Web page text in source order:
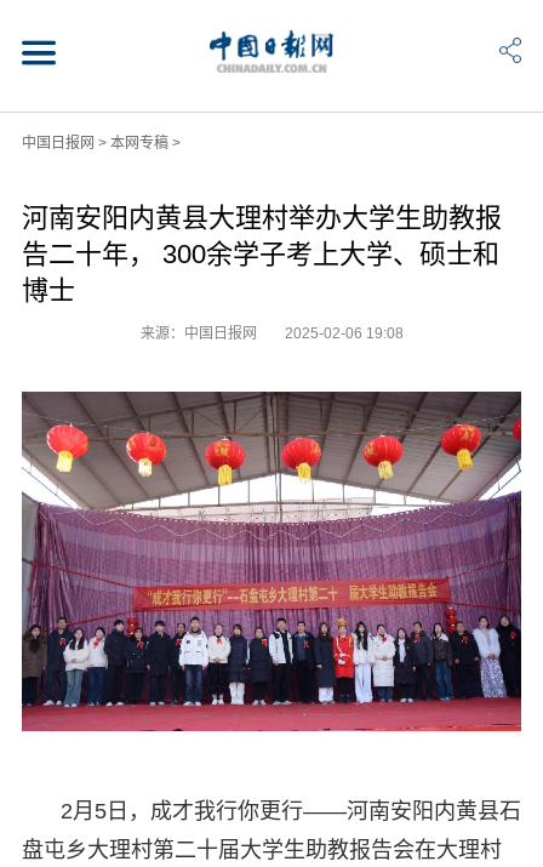
中国日报网 > 本网专稿>
河南安阳内黄县大理村举办大学生助教报
告二十年， 300余学子考上大学、硕士和
博士
来源：中国日报网 2025-02-06 19:08
2月5日，成才我行你更行——河南安阳内黄县石
盘屯乡大理村第二十届大学生助教报告会在大理村